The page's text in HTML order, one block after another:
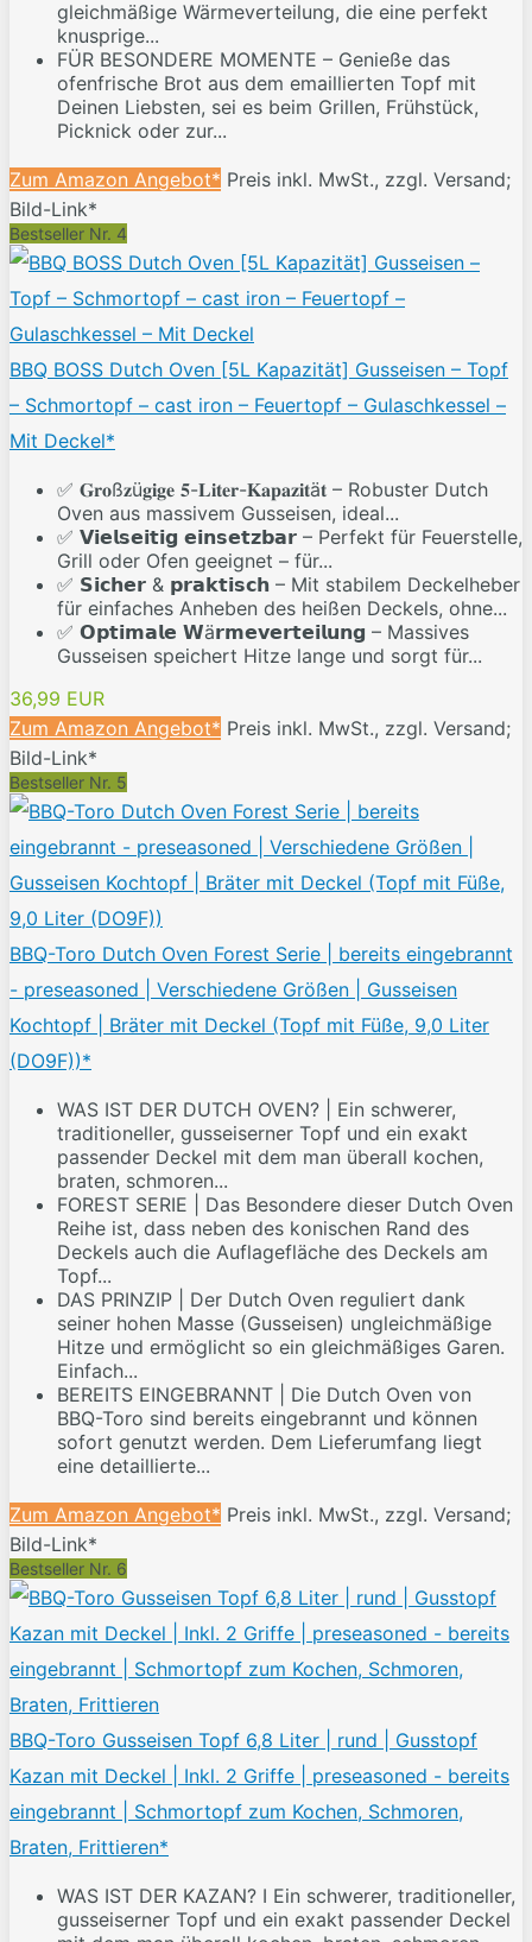
gleichmäßige Wärmeverteilung, die eine perfekt
knusprige...
FÜR BESONDERE MOMENTE – Genieße das
ofenfrische Brot aus dem emaillierten Topf mit
Deinen Liebsten, sei es beim Grillen, Frühstück,
Picknick oder zur...
Zum Amazon Angebot* Preis inkl. MwSt., zzgl. Versand;
Bild-Link*
Bestseller Nr. 4
BBQ BOSS Dutch Oven [5L Kapazität] Gusseisen – Topf
– Schmortopf – cast iron – Feuertopf – Gulaschkessel –
Mit Deckel*
✅ 𝐆𝐫𝐨ß𝐳ü𝐠𝐢𝐠𝐞 𝟓-𝐋𝐢𝐭𝐞𝐫-𝐊𝐚𝐩𝐚𝐳𝐢𝐭ä𝐭 – Robuster Dutch
Oven aus massivem Gusseisen, ideal...
✅ 𝗩𝗶𝗲𝗹𝘀𝗲𝗶𝘁𝗶𝗴 𝗲𝗶𝗻𝘀𝗲𝘁𝘇𝗯𝗮𝗿 – Perfekt für Feuerstelle,
Grill oder Ofen geeignet – für...
✅ 𝗦𝗶𝗰𝗵𝗲𝗿 & 𝗽𝗿𝗮𝗸𝘁𝗶𝘀𝗰𝗵 – Mit stabilem Deckelheber
für einfaches Anheben des heißen Deckels, ohne...
✅ 𝗢𝗽𝘁𝗶𝗺𝗮𝗹𝗲 𝗪ä𝗿𝗺𝗲𝘃𝗲𝗿𝘁𝗲𝗶𝗹𝘂𝗻𝗴 – Massives
Gusseisen speichert Hitze lange und sorgt für...
36,99 EUR
Zum Amazon Angebot* Preis inkl. MwSt., zzgl. Versand;
Bild-Link*
Bestseller Nr. 5
BBQ-Toro Dutch Oven Forest Serie | bereits eingebrannt
- preseasoned | Verschiedene Größen | Gusseisen
Kochtopf | Bräter mit Deckel (Topf mit Füße, 9,0 Liter
(DO9F))*
WAS IST DER DUTCH OVEN? | Ein schwerer,
traditioneller, gusseiserner Topf und ein exakt
passender Deckel mit dem man überall kochen,
braten, schmoren...
FOREST SERIE | Das Besondere dieser Dutch Oven
Reihe ist, dass neben des konischen Rand des
Deckels auch die Auflagefläche des Deckels am
Topf...
DAS PRINZIP | Der Dutch Oven reguliert dank
seiner hohen Masse (Gusseisen) ungleichmäßige
Hitze und ermöglicht so ein gleichmäßiges Garen.
Einfach...
BEREITS EINGEBRANNT | Die Dutch Oven von
BBQ-Toro sind bereits eingebrannt und können
sofort genutzt werden. Dem Lieferumfang liegt
eine detaillierte...
Zum Amazon Angebot* Preis inkl. MwSt., zzgl. Versand;
Bild-Link*
Bestseller Nr. 6
BBQ-Toro Gusseisen Topf 6,8 Liter | rund | Gusstopf
Kazan mit Deckel | Inkl. 2 Griffe | preseasoned - bereits
eingebrannt | Schmortopf zum Kochen, Schmoren,
Braten, Frittieren*
WAS IST DER KAZAN? I Ein schwerer, traditioneller,
gusseiserner Topf und ein exakt passender Deckel